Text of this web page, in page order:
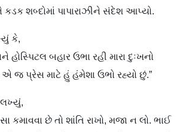
શબ્દોમાં પાપારાઝીને સંદેશ આપ્યો.
કે,
હોસ્પિટલ બહાર ઉભા રહી મારા દુઃખનો
જ પ્રેસ માટે હું હંમેશા ઉભો રહ્યો છું.”
લખ્યું,
કમાવવા છે તો શાંતિ રાખો, મજા ન લો. ભાઈ